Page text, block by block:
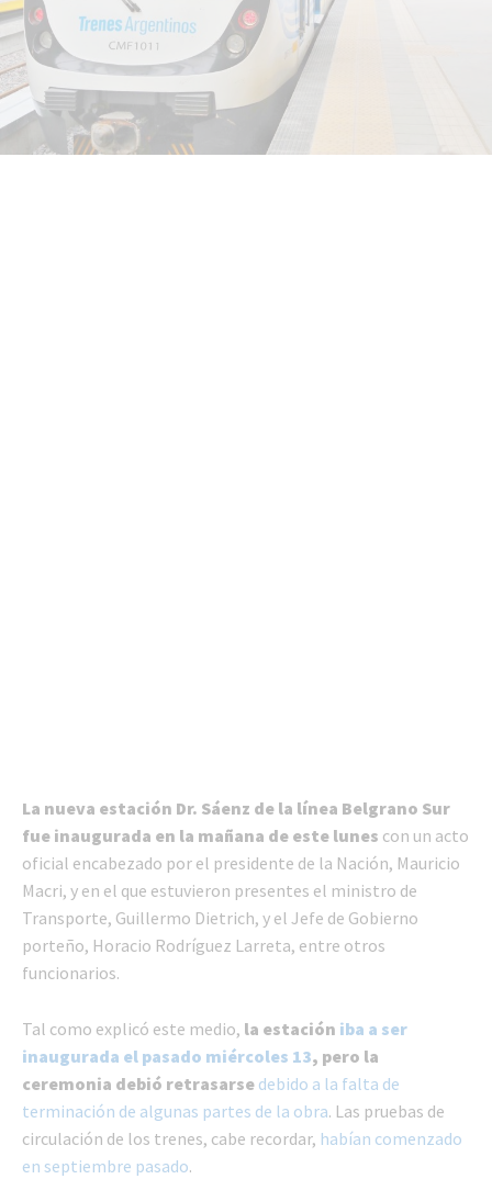
La nueva estación Dr. Sáenz de la línea Belgrano Sur
fue inaugurada en la mañana de este lunes con un acto
oficial encabezado por el presidente de la Nación, Mauricio
Macri, y en el que estuvieron presentes el ministro de
Transporte, Guillermo Dietrich, y el Jefe de Gobierno
porteño, Horacio Rodríguez Larreta, entre otros
funcionarios.
Tal como explicó este medio, la estación iba a ser
inaugurada el pasado miércoles 13, pero la
ceremonia debió retrasarse debido a la falta de
terminación de algunas partes de la obra. Las pruebas de
circulación de los trenes, cabe recordar, habían comenzado
en septiembre pasado.